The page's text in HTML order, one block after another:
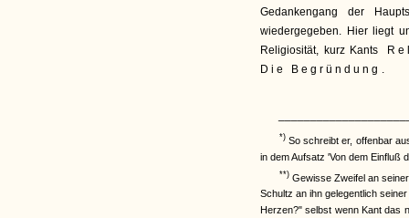
Gedankengang der
wiedergegeben. Hier liegt
Religiosität, kurz Kants
Die Begründung .
*) So schreibt er, offenbar
in dem Aufsatz 'Von dem Einfluß
**) Gewisse Zweifel an
Schultz an ihn gelegentlich
Herzen?" selbst wenn Kant das